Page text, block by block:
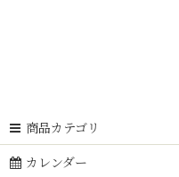
商品カテゴリ
カレンダー